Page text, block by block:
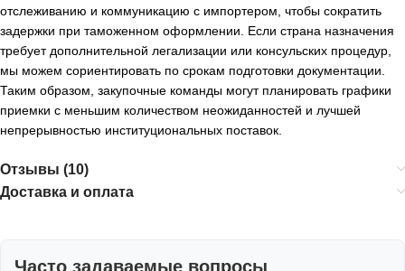
отслеживанию и коммуникацию с импортером, чтобы сократить
задержки при таможенном оформлении. Если страна назначения
требует дополнительной легализации или консульских процедур,
мы можем сориентировать по срокам подготовки документации.
Таким образом, закупочные команды могут планировать графики
приемки с меньшим количеством неожиданностей и лучшей
непрерывностью институциональных поставок.
Отзывы (10)
Доставка и оплата
Часто задаваемые вопросы